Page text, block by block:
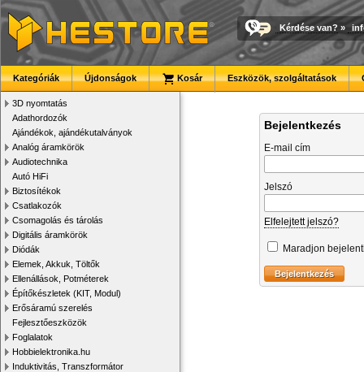
Kérdése van? »
Kategóriák Újdonságok Kosár Eszközök, szolgáltatások
3D nyomtatás
Adathordozók
Ajándékok, ajándékutalványok
Analóg áramkörök
Audiotechnika
Autó HiFi
Biztosítékok
Csatlakozók
Csomagolás és tárolás
Digitális áramkörök
Diódák
Elemek, Akkuk, Töltők
Ellenállások, Potméterek
Építőkészletek (KIT, Modul)
Erősáramú szerelés
Fejlesztőeszközök
Foglalatok
Hobbielektronika.hu
Induktivitás, Transzformátor
Bejelentkezés
E-mail cím
Jelszó
Elfelejtett jelszó?
Maradjon